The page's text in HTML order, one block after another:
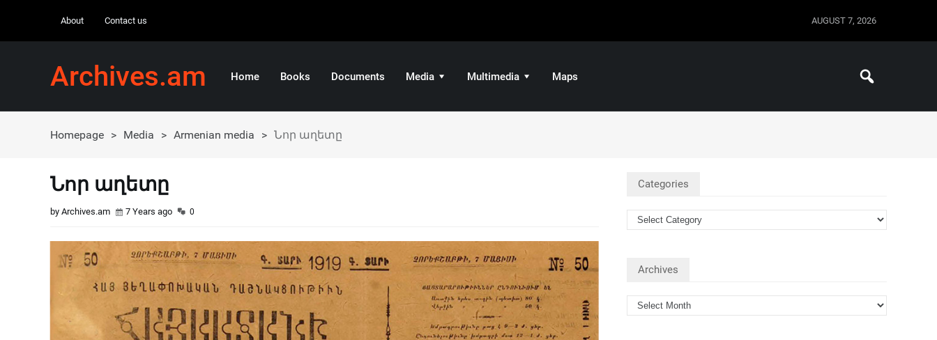
About Contact us AUGUST 7, 2026
Archives.am Home Books Documents Media Multimedia Maps
Homepage > Media > Armenian media > Նոր աղետը
Նոր աղետը
by Archives.am 7 Years ago 0
Categories
Archives